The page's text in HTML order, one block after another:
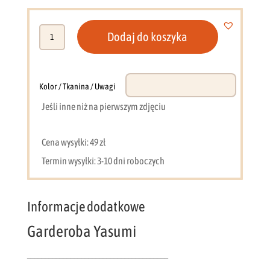
Garderoba Yasumi
Yasumi
karmel)
Dodaj do koszyka
Kolor / Tkanina / Uwagi
Jeśli inne niż na pierwszym zdjęciu
Cena wysyłki: 49 zł
Termin wysyłki: 3-10 dni roboczych
Informacje dodatkowe